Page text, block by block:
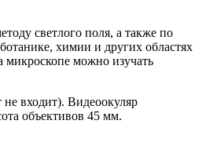
светлого поля, а также по
химии и других областях
микроскопе можно изучать
входит). Видеоокуляр
объективов 45 мм.